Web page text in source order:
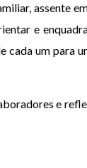
assente
e
cada um para
e